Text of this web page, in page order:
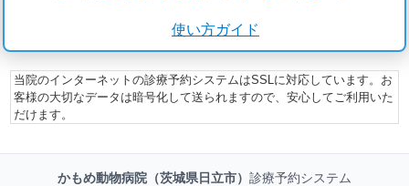
使い方ガイド
当院のインターネットの診療予約システムはSSLに対応しています。お
客様の大切なデータは暗号化して送られますので、安心してご利用いた
だけます。
かもめ動物病院（茨城県日立市） 診療予約システム